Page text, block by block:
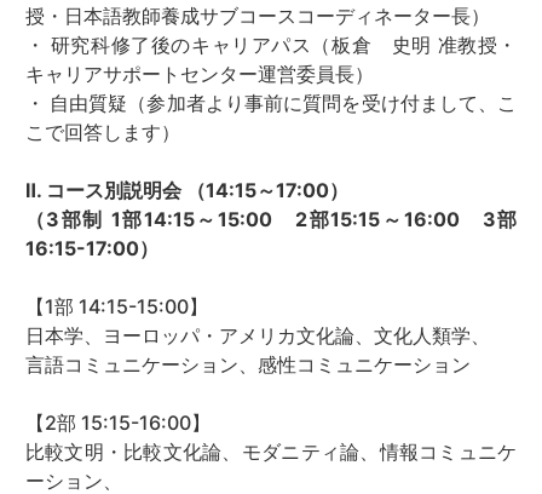
授・日本語教師養成サブコースコーディネーター長）
・ 研究科修了後のキャリアパス（板倉 史明 准教授・
キャリアサポートセンター運営委員長）
・ 自由質疑（参加者より事前に質問を受け付まして、こ
こで回答します）
Ⅱ. コース別説明会 （14:15～17:00）
（3部制 1部14:15～15:00 2部15:15～16:00 3部
16:15-17:00）
【1部 14:15-15:00】
日本学、ヨーロッパ・アメリカ文化論、文化人類学、
言語コミュニケーション、感性コミュニケーション
【2部 15:15-16:00】
比較文明・比較文化論、モダニティ論、情報コミュニケ
ーション、